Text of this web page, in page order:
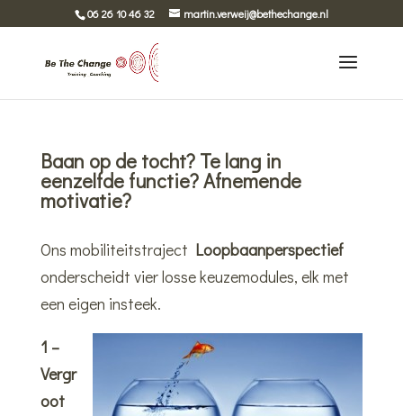
06 26 10 46 32 martin.verweij@bethechange.nl
Baan op de tocht? Te lang in
eenzelfde functie? Afnemende
motivatie?
Ons mobiliteitstraject Loopbaanperspectief
onderscheidt vier losse keuzemodules, elk met
een eigen insteek.
1 –
Vergr
oot